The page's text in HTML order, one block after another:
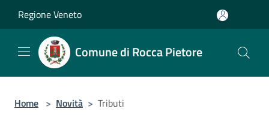
Regione Veneto
Comune di Rocca Pietore
Home > Novità > Tributi